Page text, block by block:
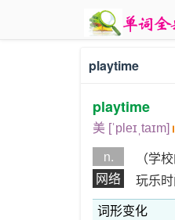
playtime
playtime
美 [ˈpleɪˌtaɪm]
n.
（学
网络
玩乐
词形变化